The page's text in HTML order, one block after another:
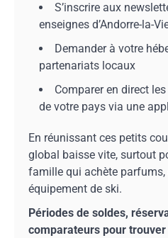
S’inscrire aux
enseignes d’Andorre-la-
Demander à votre
partenariats locaux
Comparer en direct
de votre pays via une
En réunissant ces petits
global baisse vite, surtout
famille qui achète parfums,
équipement de ski.
Périodes de soldes,
comparateurs pour